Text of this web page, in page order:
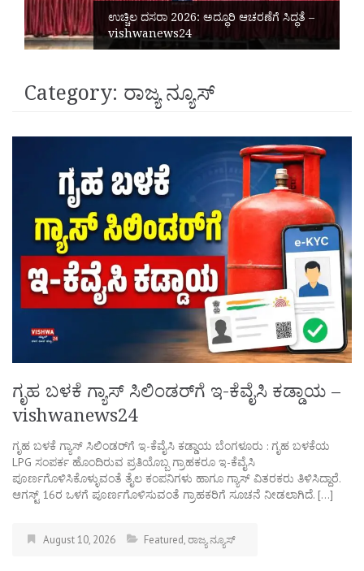
ಉಚ್ಚಿಲ ದಸರಾ 2026: ಅದ್ಧೂರಿ ಆಚರಣೆಗೆ ಸಿದ್ಧತೆ –
vishwanews24
Category: ರಾಜ್ಯ ನ್ಯೂಸ್
ಗೃಹ ಬಳಕೆ ಗ್ಯಾಸ್ ಸಿಲಿಂಡರ್‌ಗೆ ಇ-ಕೆವೈಸಿ ಕಡ್ಡಾಯ –
vishwanews24
ಗೃಹ ಬಳಕೆ ಗ್ಯಾಸ್ ಸಿಲಿಂಡರ್‌ಗೆ ಇ-ಕೆವೈಸಿ ಕಡ್ಡಾಯ ಬೆಂಗಳೂರು : ಗೃಹ ಬಳಕೆಯ
LPG ಸಂಪರ್ಕ ಹೊಂದಿರುವ ಪ್ರತಿಯೊಬ್ಬ ಗ್ರಾಹಕರೂ ಇ-ಕೆವೈಸಿ
ಪೂರ್ಣಗೊಳಿಸಿಕೊಳ್ಳುವಂತೆ ತೈಲ ಕಂಪನಿಗಳು ಹಾಗೂ ಗ್ಯಾಸ್ ವಿತರಕರು ತಿಳಿಸಿದ್ದಾರೆ.
ಆಗಸ್ಟ್ 16ರ ಒಳಗೆ ಪೂರ್ಣಗೊಳಿಸುವಂತೆ ಗ್ರಾಹಕರಿಗೆ ಸೂಚನೆ ನೀಡಲಾಗಿದೆ. […]
August 10, 2026 Featured,ರಾಜ್ಯ ನ್ಯೂಸ್